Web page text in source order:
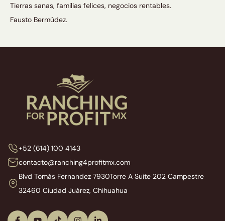
Tierras sanas, familias felices, negocios rentables.
Fausto Bermúdez.
+52 (614) 100 4143
contacto@ranching4profitmx.com
Blvd Tomás Fernandez 7930Torre A Suite 202 Campestre
32460 Ciudad Juárez, Chihuahua